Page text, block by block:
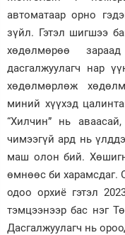
автоматаар орно
зүйл. Гэтэл шигшээ
хөдөлмөрөө
дасгалжуулагч нар
хөдөлмөрлөж
миний хүүхэд
“Хилчин” нь
чимээгүй ард нь
маш олон бий.
өмнөөс би
одоо орхиё гэтэл
тэмцээнээр бас нэг
Дасгалжуулагч нь